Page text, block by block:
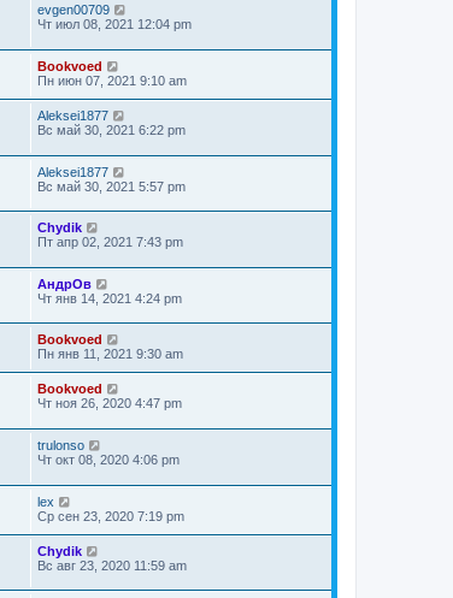
evgen00709
Чт июл 08, 2021 12:04 pm
Bookvoed
Пн июн 07, 2021 9:10 am
Aleksei1877
Вс май 30, 2021 6:22 pm
Aleksei1877
Вс май 30, 2021 5:57 pm
Chydik
Пт апр 02, 2021 7:43 pm
АндрОв
Чт янв 14, 2021 4:24 pm
Bookvoed
Пн янв 11, 2021 9:30 am
Bookvoed
Чт ноя 26, 2020 4:47 pm
trulonso
Чт окт 08, 2020 4:06 pm
lex
Ср сен 23, 2020 7:19 pm
Chydik
Вс авг 23, 2020 11:59 am